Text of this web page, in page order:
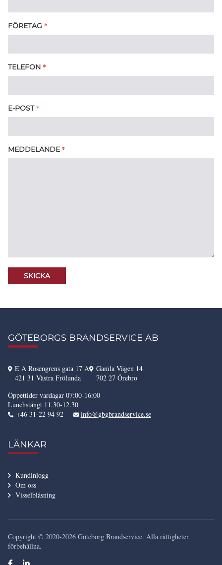
FÖRETAG *
TELEFON *
E-POST *
MEDDELANDE *
GÖTEBORGS BRANDSERVICE AB
E A Rosengrens gata 17 A
421 31 Västra Frölunda
Gamla Vägen 14
702 27 Örebro
Öppettider vardagar 07:00-16:00
Lunchstängt 11.30-12.30
+46 31-22 94 92
info@gbgbrandservice.se
LÄNKAR
Kundinlogg
Om oss
Visselblåsning
Copyright © 2020-2026 Göteborg Brandservice. Alla rättigheter
förbehållna.